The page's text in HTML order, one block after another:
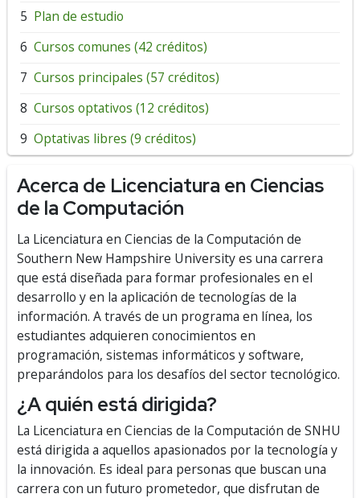
Plan de estudio
Cursos comunes (42 créditos)
Cursos principales (57 créditos)
Cursos optativos (12 créditos)
Optativas libres (9 créditos)
Acerca de Licenciatura en Ciencias
de la Computación
La Licenciatura en Ciencias de la Computación de
Southern New Hampshire University es una carrera
que está diseñada para formar profesionales en el
desarrollo y en la aplicación de tecnologías de la
información. A través de un programa en línea, los
estudiantes adquieren conocimientos en
programación, sistemas informáticos y software,
preparándolos para los desafíos del sector tecnológico.
¿A quién está dirigida?
La Licenciatura en Ciencias de la Computación de SNHU
está dirigida a aquellos apasionados por la tecnología y
la innovación. Es ideal para personas que buscan una
carrera con un futuro prometedor, que disfrutan de